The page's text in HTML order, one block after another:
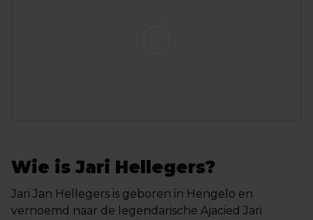
Wie is Jari Hellegers?
Jari Jan Hellegers is geboren in Hengelo en
vernoemd naar de legendarische Ajacied Jari